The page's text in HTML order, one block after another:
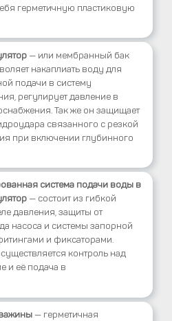
герметичную пластиковую
— или мембранный бак
накаплиать воду для
подачи в систему
регулирует давление в
Так же он защищает
связанного с резкой
при включении глубинного
система подачи воды в
— состоит из гибкой
давления, защиты от
насоса и системы запорной
и фиксаторами.
контроль над
и её подача в
— герметичная